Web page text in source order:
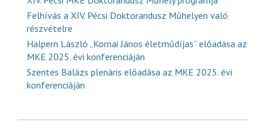
Felhívás a XIV. Pécsi Doktorandusz Műhelyen való
részvételre
Halpern László „Kornai János életműdíjas” előadása az
MKE 2025. évi konferenciáján
Szentes Balázs plenáris előadása az MKE 2025. évi
konferenciáján